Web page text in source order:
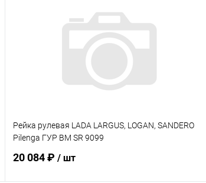
Купить в 1 клик Сравнение
В наличии
Рейка рулевая LADA LARGUS, LOGAN, SANDERO
Pilenga ГУР BM SR 9099
20 084 ₽ / шт